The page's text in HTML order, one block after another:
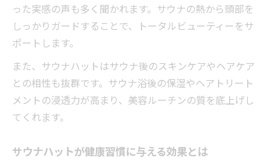
った実感の声も多く聞かれます。サウナの熱から頭部を
しっかりガードすることで、トータルビューティーをサ
ポートします。
また、サウナハットはサウナ後のスキンケアやヘアケア
との相性も抜群です。サウナ浴後の保湿やヘアトリート
メントの浸透力が高まり、美容ルーチンの質を底上げし
てくれます。
サウナハットが健康習慣に与える効果とは